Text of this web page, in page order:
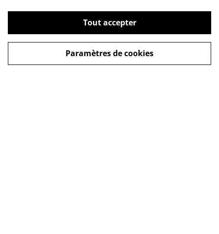
Tout accepter
Paramètres de cookies